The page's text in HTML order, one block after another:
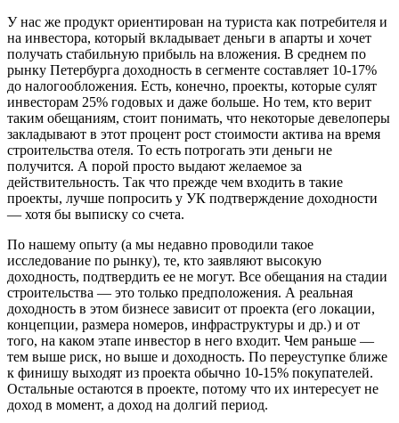
У нас же продукт ориентирован на туриста как потребителя и
на инвестора, который вкладывает деньги в апарты и хочет
получать стабильную прибыль на вложения. В среднем по
рынку Петербурга доходность в сегменте составляет 10-17%
до налогообложения. Есть, конечно, проекты, которые сулят
инвесторам 25% годовых и даже больше. Но тем, кто верит
таким обещаниям, стоит понимать, что некоторые девелоперы
закладывают в этот процент рост стоимости актива на время
строительства отеля. То есть потрогать эти деньги не
получится. А порой просто выдают желаемое за
действительность. Так что прежде чем входить в такие
проекты, лучше попросить у УК подтверждение доходности
— хотя бы выписку со счета.
По нашему опыту (а мы недавно проводили такое
исследование по рынку), те, кто заявляют высокую
доходность, подтвердить ее не могут. Все обещания на стадии
строительства — это только предположения. А реальная
доходность в этом бизнесе зависит от проекта (его локации,
концепции, размера номеров, инфраструктуры и др.) и от
того, на каком этапе инвестор в него входит. Чем раньше —
тем выше риск, но выше и доходность. По переуступке ближе
к финишу выходят из проекта обычно 10-15% покупателей.
Остальные остаются в проекте, потому что их интересует не
доход в момент, а доход на долгий период.